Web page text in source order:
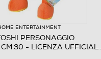
ENTERTAINMENT
PERSONAGGIO
CM.30 - LICENZA UFFICIAL-